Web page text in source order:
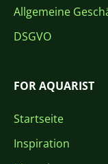
Allgemeine
DSGVO
FOR AQUARIST
Startseite
Inspiration